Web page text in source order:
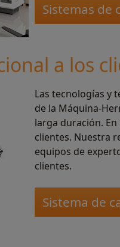
Sistemas de
a los
Las tecnologías y
de la Máquina-
larga duración.
clientes. Nuestra
equipos de
clientes.
Sistema de